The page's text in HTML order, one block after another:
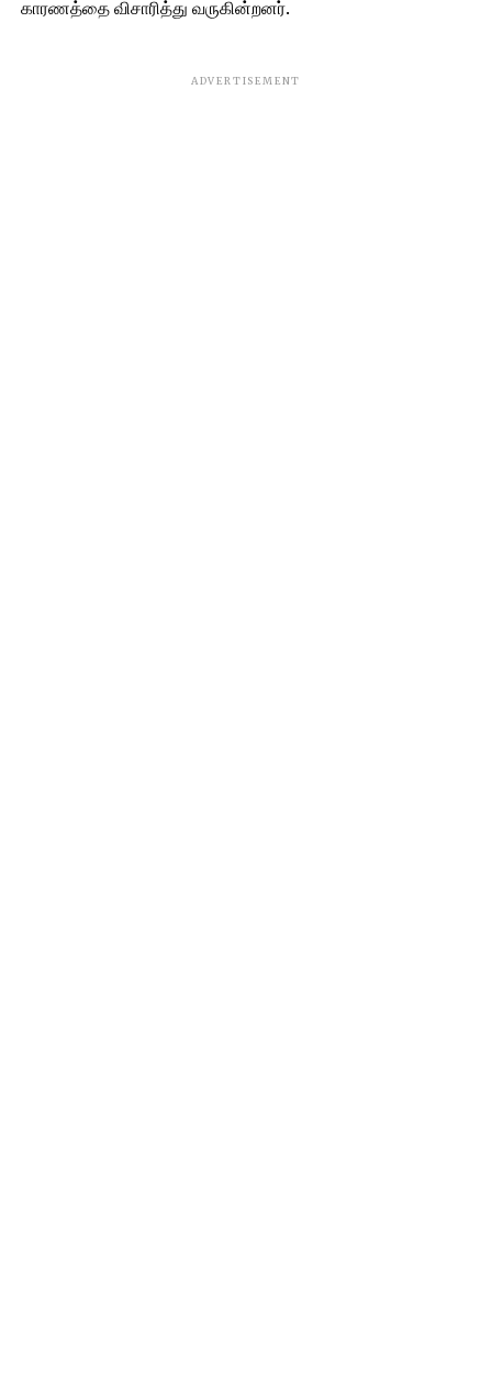
காரணத்தை விசாரித்து வருகின்றனர்.
ADVERTISEMENT